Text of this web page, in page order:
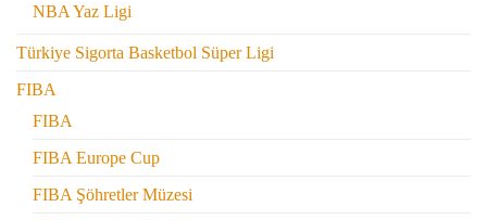
NBA Yaz Ligi
Türkiye Sigorta Basketbol Süper Ligi
FIBA
FIBA
FIBA Europe Cup
FIBA Şöhretler Müzesi